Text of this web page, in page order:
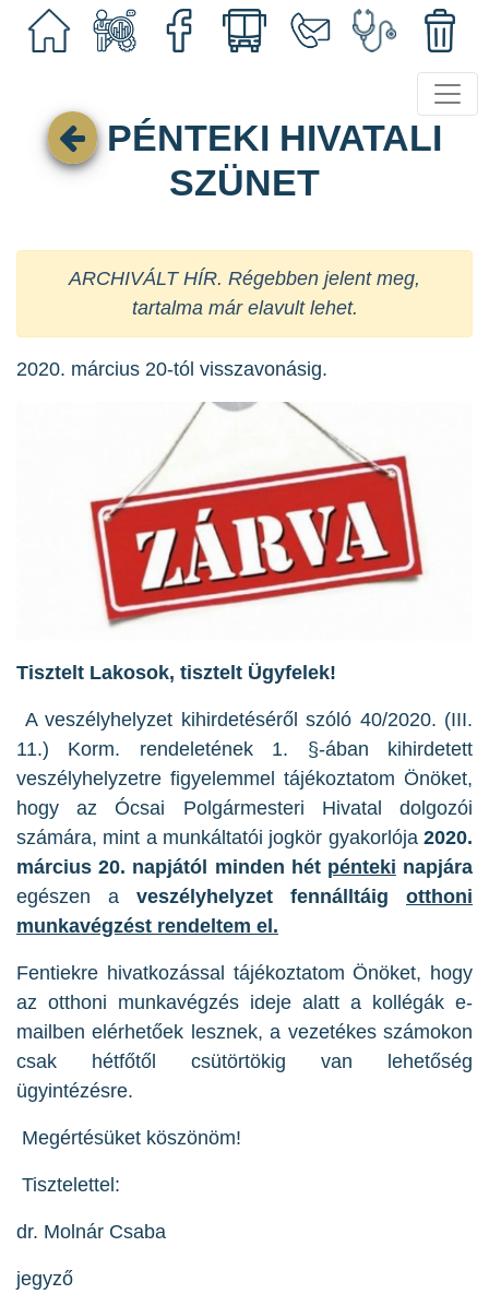
PÉNTEKI HIVATALI
SZÜNET
ARCHIVÁLT HÍR. Régebben jelent meg,
tartalma már elavult lehet.
2020. március 20-tól visszavonásig.
Tisztelt Lakosok, tisztelt Ügyfelek!
A veszélyhelyzet kihirdetéséről szóló 40/2020. (III.
11.) Korm. rendeletének
1. §-ában
kihirdetett
veszélyhelyzetre figyelemmel tájékoztatom Önöket,
hogy az Ócsai Polgármesteri Hivatal dolgozói
számára, mint a munkáltatói jogkör gyakorlója 2020.
március 20. napjától
minden hét pénteki napjára
egészen a veszélyhelyzet fennálltáig
otthoni
munkavégzést rendeltem el.
Fentiekre hivatkozással tájékoztatom Önöket, hogy
az otthoni munkavégzés ideje alatt a kollégák e-
mailben elérhetőek lesznek, a vezetékes számokon
csak hétfőtől csütörtökig van lehetőség
ügyintézésre.
Megértésüket köszönöm!
Tisztelettel:
dr. Molnár Csaba
jegyző